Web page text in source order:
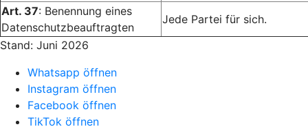
Art. 37: Benennung eines
Datenschutzbeauftragten
Jede Partei für sich.
Stand: Juni 2026
Whatsapp öffnen
Instagram öffnen
Facebook öffnen
TikTok öffnen